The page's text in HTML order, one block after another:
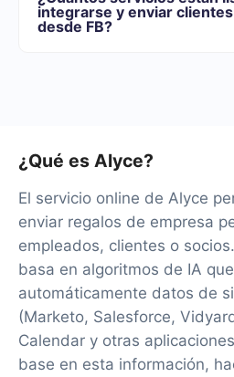
necesidades. Además, tienes
el servicio de forma gratuita
integrarse y enviar
desde FB?
¿Qué es Alyce?
El servicio online de Alyce
enviar regalos de empresa
empleados, clientes o
basa en algoritmos de IA
automáticamente datos de
(Marketo, Salesforce,
Calendar y otras
base en esta información,